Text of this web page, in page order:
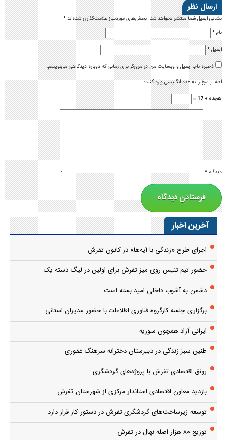
ارسال نظر
نشانی ایمیل شما منتشر نخواهد شد.بخش‌های موردنیاز علامت‌گذاری شده‌اند*
نام*
ایمیل*
ذخیره نام، ایمیل و وبسایت من در مرورگر برای زمانی که دوباره دیدگاهی می‌نویسم.
لطفا پاسخ را به عدد انگلیسی وارد کنید:
هجده + 17 =
دیدگاه*
آخرین اخبار
اجرای طرح «زندگی با آیه‌ها» در کانون تفرش
حضور تیم تنیس روی میز تفرش برای اولین در لیگ دسته یک
دشمن به آشوب داخلی امید بسته است
برگزاری جلسه کارگروه فناوری اطلاعات با حضور مدیران استانی
ایرانی آزاد همچون سوریه
طنین سبز زندگی در دبیرستان دخترانه سرهنگ غفوری
رونق اقتصادی تفرش با پروژه‌های گردشگری
بازدید معاون اقتصادی استاندار مرکزی از شهرستان تفرش
توسعه زیرساخت‌های گردشگری تفرش در دستور کار قرار دارد
توزیع ۸۰ هزار اصله نهال در تفرش